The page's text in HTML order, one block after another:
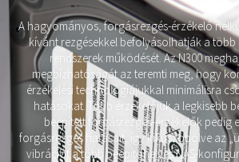
A hagyományos, forgásrezgés-érzékelő
kívánt rezgésekkel befolyásolhatják a több
rendszerek működését. Az N300
megbízhatóságát az teremti meg, hogy
érzékelési technológiájukkal minimálisra
hatásokat. Több érzékelőjük a legkisebb
beépített forgásrezgés-érzékelők pedig
forgásrezgés hatásait, így kiküszöbölve az
vibrációt a több beépítőhelyes NAS-